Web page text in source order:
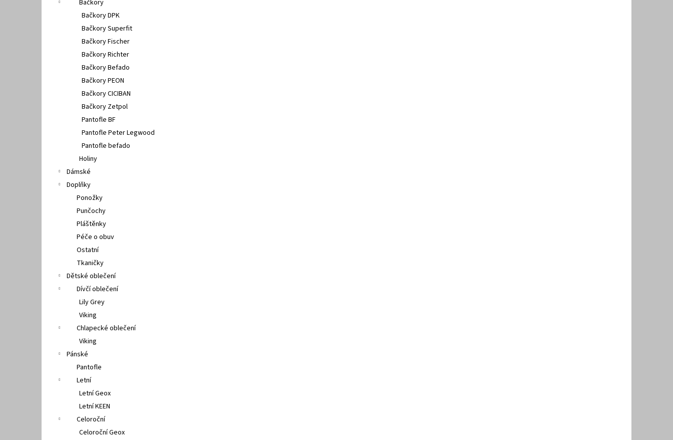
Bačkory
Bačkory DPK
Bačkory Superfit
Bačkory Fischer
Bačkory Richter
Bačkory Befado
Bačkory PEON
Bačkory CICIBAN
Bačkory Zetpol
Pantofle BF
Pantofle Peter Legwood
Pantofle befado
Holiny
Dámské
Doplňky
Ponožky
Punčochy
Pláštěnky
Péče o obuv
Ostatní
Tkaničky
Dětské oblečení
Dívčí oblečení
Lily Grey
Viking
Chlapecké oblečení
Viking
Pánské
Pantofle
Letní
Letní Geox
Letní KEEN
Celoroční
Celoroční Geox